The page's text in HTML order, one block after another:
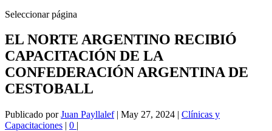
Seleccionar página
EL NORTE ARGENTINO RECIBIÓ
CAPACITACIÓN DE LA
CONFEDERACIÓN ARGENTINA DE
CESTOBALL
Publicado porJuan Payllalef| May 27, 2024 | Clínicas y
Capacitaciones | 0 |